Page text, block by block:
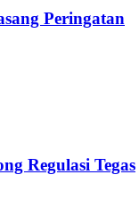
Peringatan
Regulasi Tegas